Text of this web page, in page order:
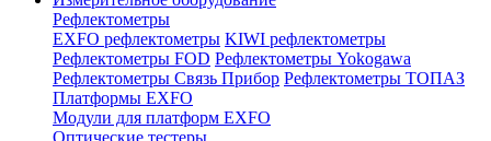
Рефлектометры
EXFO рефлектометры KIWI рефлектометры
Рефлектометры FOD Рефлектометры Yokogawa
Рефлектометры Связь Прибор Рефлектометры ТОПАЗ
Платформы EXFO
Модули для платформ EXFO
Оптические тестеры